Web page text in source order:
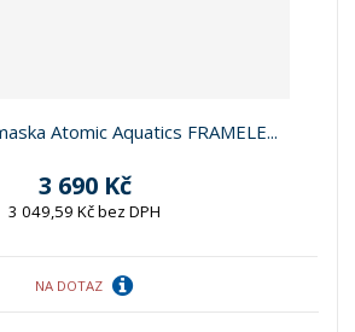
Atomic Aquatics FRAMELE...
3 690 Kč
3 049,59 Kč bez DPH
NA DOTAZ